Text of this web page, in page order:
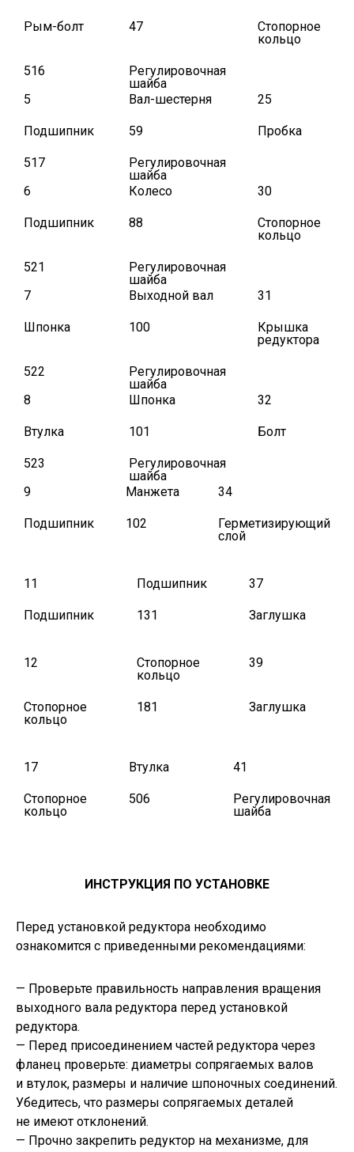
Рым-болт 47
Стопорное
кольцо
516
Регулировочная
шайба
5
Вал-шестерня 25
Подшипник 59 Пробка
517
Регулировочная
шайба
6
Колесо 30
Подшипник 88
Стопорное
кольцо
521
Регулировочная
шайба
7
Выходной вал 31
Шпонка 100
Крышка
редуктора
522
Регулировочная
шайба
8
Шпонка 32
Втулка 101 Болт
523
Регулировочная
шайба
9
Манжета 34
Подшипник 102
Герметизирующий
слой
11 Подшипник 37
Подшипник 131 Заглушка
12
Стопорное
кольцо
39
Стопорное
кольцо
181 Заглушка
17 Втулка 41
Стопорное
кольцо
506
Регулировочная
шайба
ИНСТРУКЦИЯ ПО УСТАНОВКЕ
Перед установкой редуктора необходимо
ознакомится с приведенными рекомендациями:
— Проверьте правильность направления вращения
выходного вала редуктора перед установкой
редуктора.
— Перед присоединением частей редуктора через
фланец проверьте: диаметры сопрягаемых валов
и втулок, размеры и наличие шпоночных соединений.
Убедитесь, что размеры сопрягаемых деталей
не имеют отклонений.
— Прочно закрепить редуктор на механизме, для